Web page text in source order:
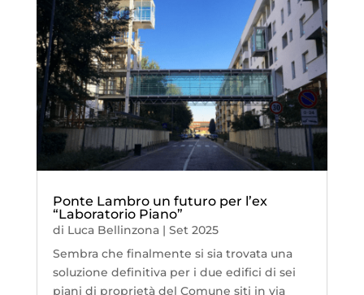
Ponte Lambro un futuro per l’ex
“Laboratorio Piano”
di Luca Bellinzona| Set 2025
Sembra che finalmente si sia trovata una
soluzione definitiva per i due edifici di sei
piani di proprietà del Comune siti in via